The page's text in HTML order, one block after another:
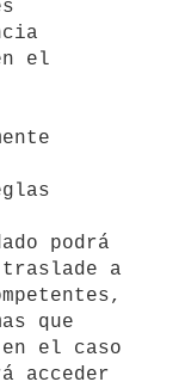
el
podrá
a
que
el caso
acceder